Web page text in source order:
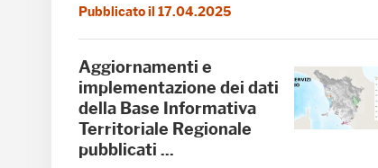
Pubblicato il 17.04.2025
Aggiornamenti e
implementazione dei dati
della Base Informativa
Territoriale Regionale
pubblicati ...